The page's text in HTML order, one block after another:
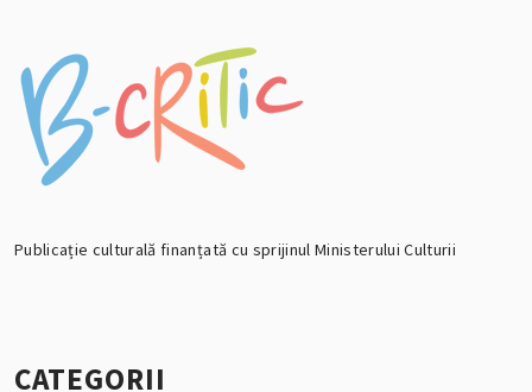
Publicație culturală finanțată cu sprijinul Ministerului Culturii
CATEGORII